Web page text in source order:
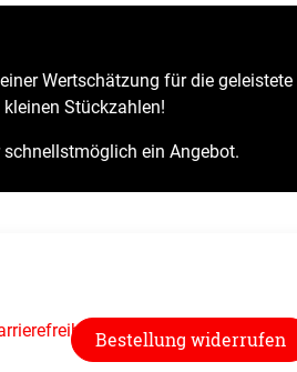
Wertschätzung für die geleistete
Stückzahlen!
ein Angebot.
Bestellung widerrufen